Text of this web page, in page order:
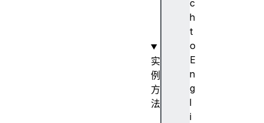
c
h
t
o
E
n
g
l
i
实
例
方
法